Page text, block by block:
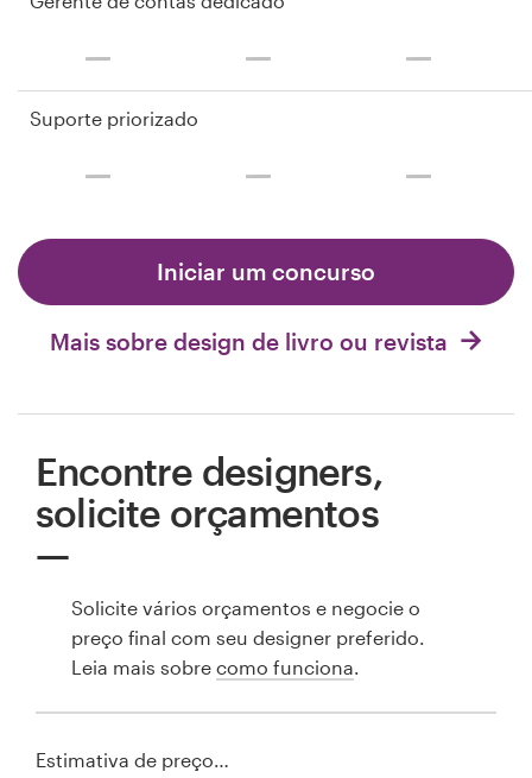
Suporte priorizado
Iniciar um concurso
Mais sobre design de livro ou revista
Encontre designers,
solicite orçamentos
Solicite vários orçamentos e negocie o
preço final com seu designer preferido.
Leia mais sobre como funciona
Estimativa de preço…